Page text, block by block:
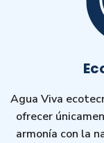
Agua Viva
ofrecer
armonía con la